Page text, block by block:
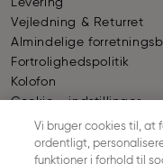
Levering
Vejledning & Returret
Almindelige
Fortrolighedspolitik
Kolofon
Cookie - indstillinger
BETALING
Vi bruger cookies til, at
ordentligt,
funktioner i forhold til